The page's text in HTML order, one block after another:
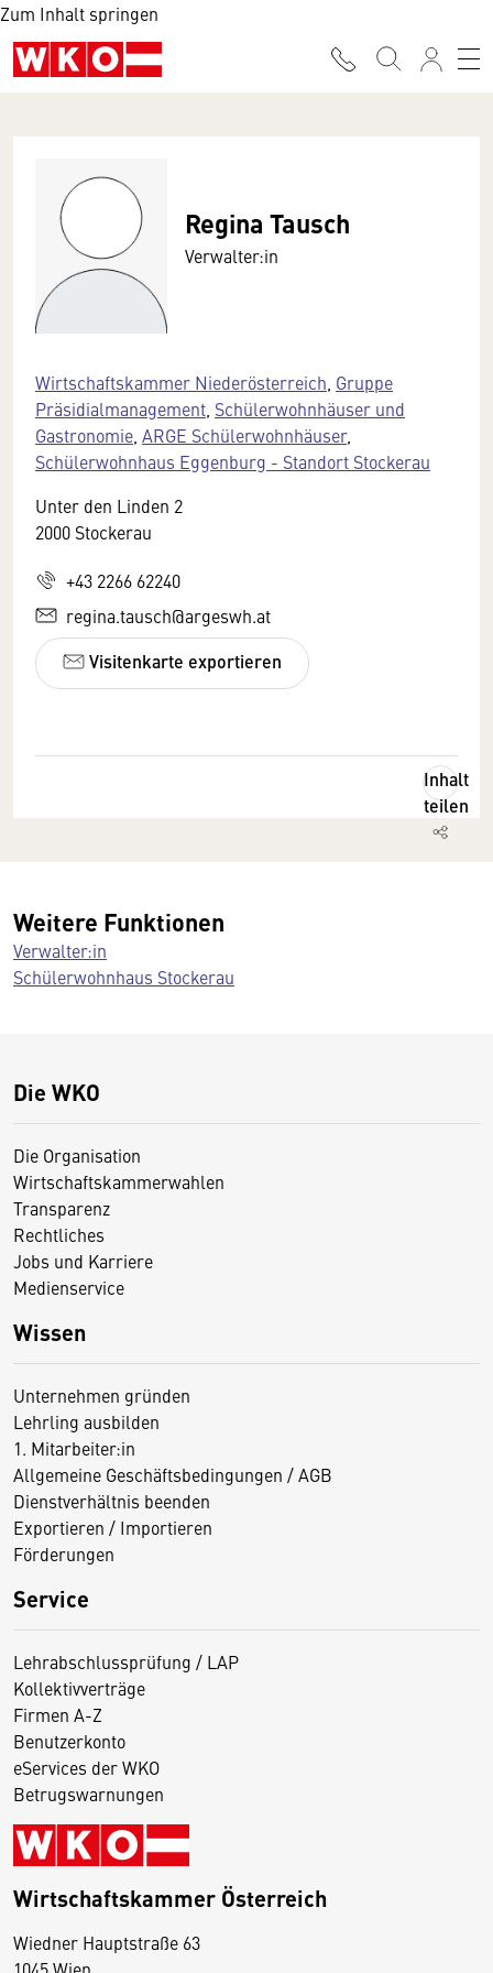
Zum Inhalt springen
Regina Tausch
Verwalter:in
Wirtschaftskammer Niederösterreich Gruppe
Präsidialmanagement Schülerwohnhäuser und
Gastronomie ARGE Schülerwohnhäuser,
Schülerwohnhaus Eggenburg - Standort Stockerau
Unter den Linden 2
2000 Stockerau
+43 2266 62240
regina.tausch@argeswh.at
Visitenkarte exportieren
Inhalt
teilen
Weitere Funktionen
Verwalter:in
Schülerwohnhaus Stockerau
Die WKO
Die Organisation
Wirtschaftskammerwahlen
Transparenz
Rechtliches
Jobs und Karriere
Medienservice
Wissen
Unternehmen gründen
Lehrling ausbilden
1. Mitarbeiter:in
Allgemeine Geschäftsbedingungen / AGB
Dienstverhältnis beenden
Exportieren / Importieren
Förderungen
Service
Lehrabschlussprüfung / LAP
Kollektivverträge
Firmen A-Z
Benutzerkonto
eServices der WKO
Betrugswarnungen
Wirtschaftskammer Österreich
Wiedner Hauptstraße 63
D